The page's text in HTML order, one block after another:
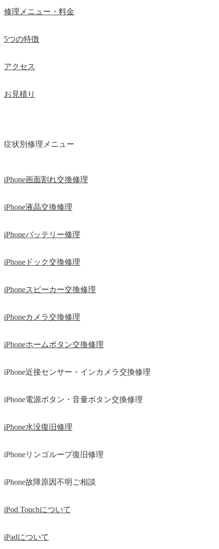
修理メニュー・料金
5つの特徴
アクセス
お見積り
症状別修理メニュー
iPhone画面割れ交換修理
iPhone液晶交換修理
iPhoneバッテリー修理
iPhoneドック交換修理
iPhoneスピーカー交換修理
iPhoneカメラ交換修理
iPhoneホームボタン交換修理
iPhone近接センサー・インカメラ交換修理
iPhone電源ボタン・音量ボタン交換修理
iPhone水没復旧修理
iPhoneリンゴループ復旧修理
iPhone故障原因不明ご相談
iPod Touchについて
iPadについて